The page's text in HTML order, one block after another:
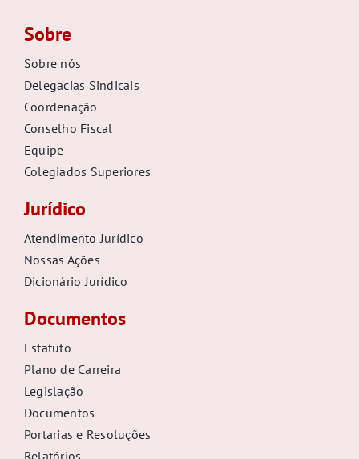
Sobre
Sobre nós
Delegacias Sindicais
Coordenação
Conselho Fiscal
Equipe
Colegiados Superiores
Jurídico
Atendimento Jurídico
Nossas Ações
Dicionário Jurídico
Documentos
Estatuto
Plano de Carreira
Legislação
Documentos
Portarias e Resoluções
Relatórios